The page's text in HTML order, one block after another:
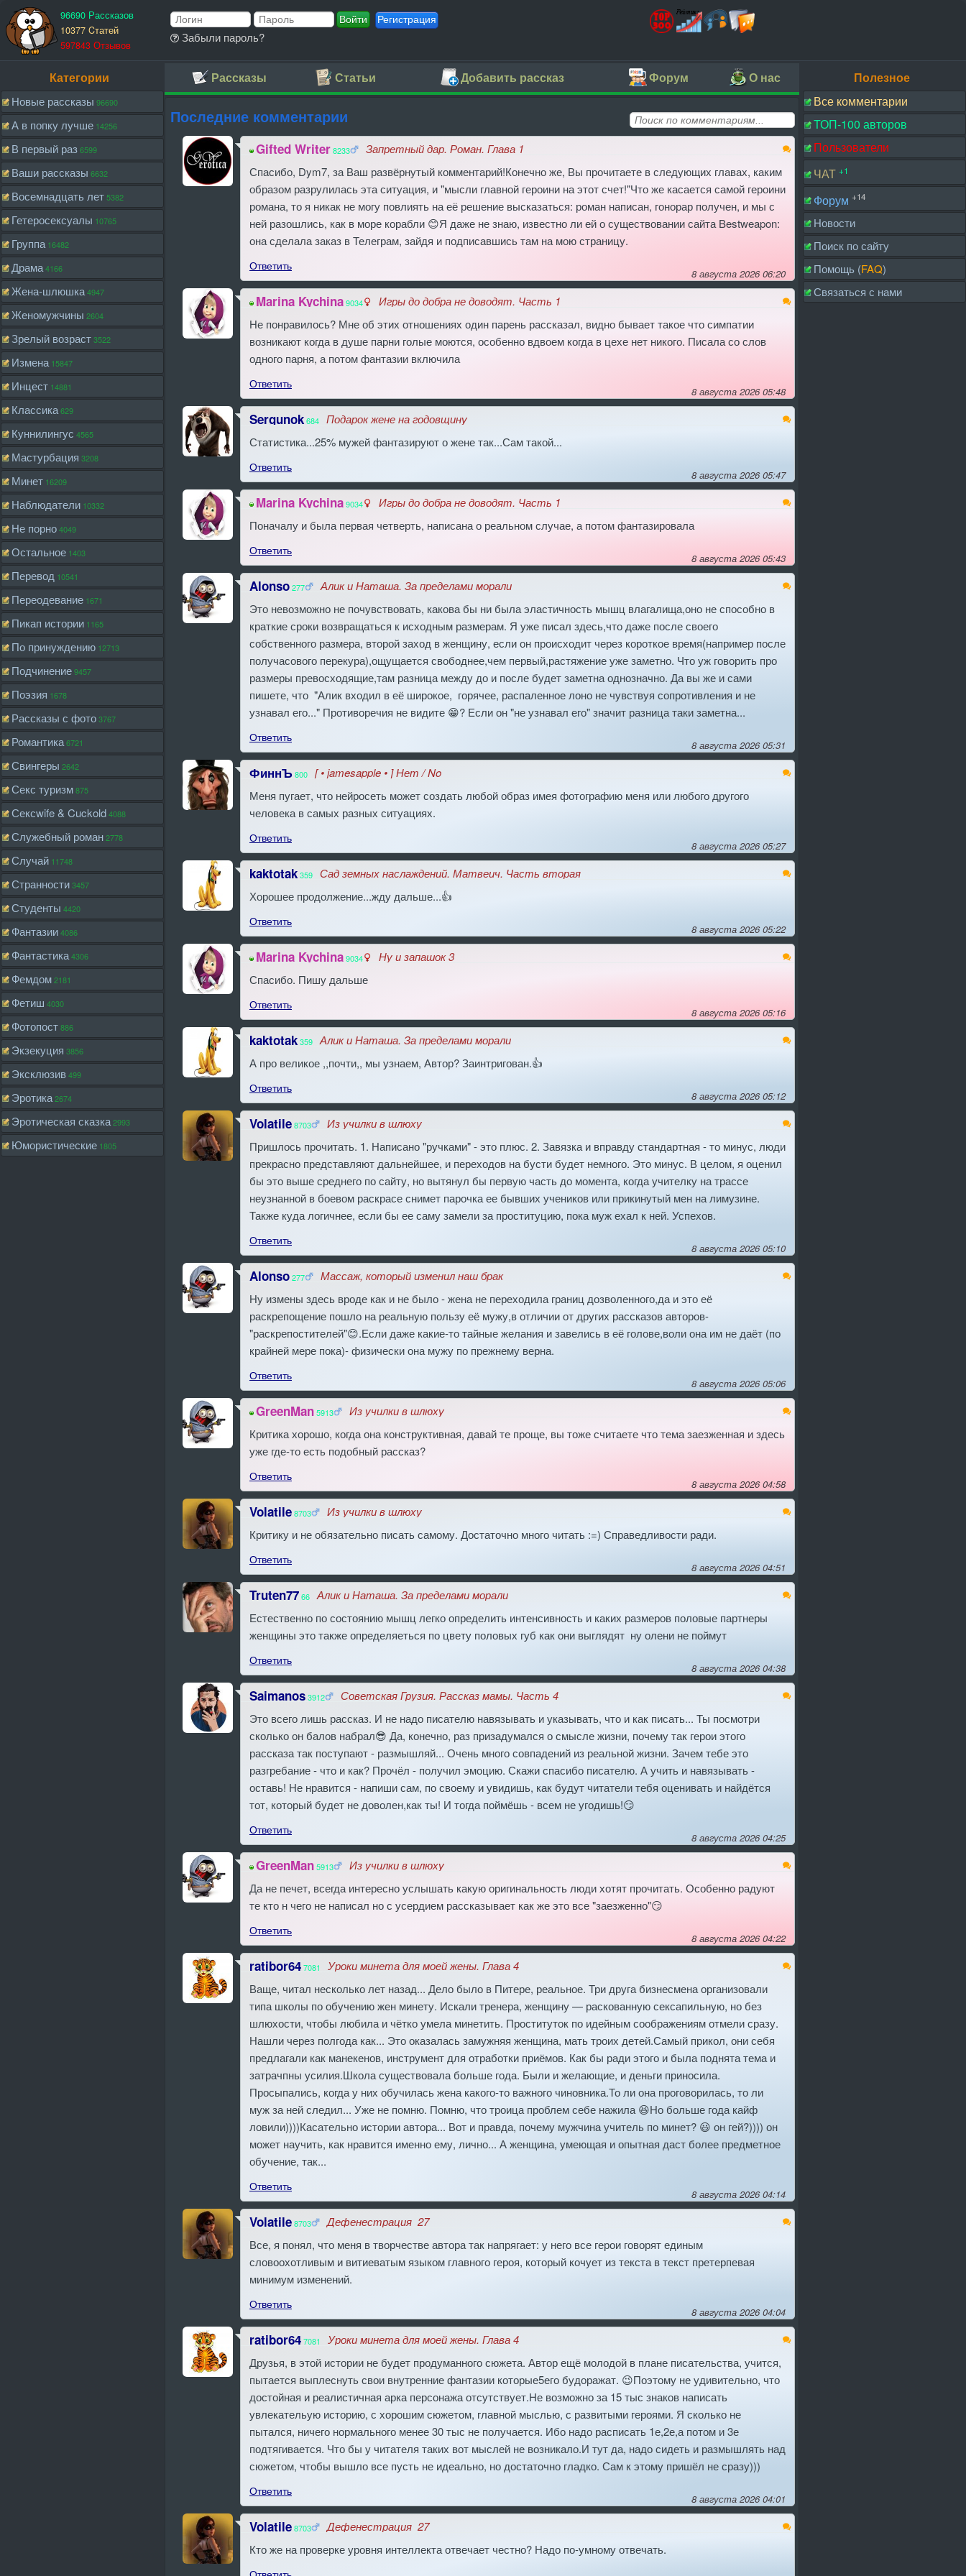
96690 Рассказов
10377 Cтатей
597843 Отзывов
Регистрация
Забыли пароль?
Категории
Новые рассказы 96690
А в попку лучше 14256
В первый раз6599
Ваши рассказы 6632
Восемнадцать лет5382
Гетеросексуалы 10765
Группа 16482
Драма4166
Жена-шлюшка4947
Женомужчины 2604
Зрелый возраст3522
Измена 15847
Инцест 14881
Классика629
Куннилингус 4565
Мастурбация 3208
Минет 16209
Наблюдатели 10332
Не порно4049
Остальное 1403
Перевод 10541
Переодевание 1671
Пикап истории 1165
По принуждению 12713
Подчинение9457
Поэзия 1678
Рассказы с фото3767
Романтика6721
Свингеры 2642
Секс туризм875
Сексwife & Cuckold4088
Служебный роман2778
Случай 11748
Странности3457
Студенты 4420
Фантазии4086
Фантастика4306
Фемдом2181
Фетиш 4030
Фотопост886
Экзекуция 3856
Эксклюзив499
Эротика2674
Эротическая сказка2993
Юмористические 1805
Рассказы Статьи Добавить рассказ Форум О нас
Последние комментарии
Gifted Writer8233
Запретный дар. Роман. Глава 1
Спасибо, Dym7, за Ваш развёрнутый комментарий!Конечно же, Вы прочитаете в следующих главах, каким
образом разрулилась эта ситуация, и "мысли главной героини на этот счет!"Что же касается самой героини
романа, то я никак не могу повлиять на её решение высказаться: роман написан, гонорар получен, и мы с
ней разошлись, как в море корабли 😊Я даже не знаю, известно ли ей о существовании сайта Bestweapon:
она сделала заказ в Телеграм, зайдя и подписавшись там на мою страницу.
Ответить
8 августа 2026 06:20
Marina Kychina9034
Игры до добра не доводят. Часть 1
Не понравилось? Мне об этих отношениях один парень рассказал, видно бывает такое что симпатии
возникают когда в душе парни голые моются, особенно вдвоем когда в цехе нет никого. Писала со слов
одного парня, а потом фантазии включила
Ответить
8 августа 2026 05:48
Sergunok684
Подарок жене на годовщину
Статистика...25% мужей фантазируют о жене так...Сам такой...
Ответить
8 августа 2026 05:47
Marina Kychina9034
Игры до добра не доводят. Часть 1
Поначалу и была первая четверть, написана о реальном случае, а потом фантазировала
Ответить
8 августа 2026 05:43
Alonso277
Алик и Наташа. За пределами морали
Это невозможно не почувствовать, какова бы ни была эластичность мышц влагалища,оно не способно в
краткие сроки возвращаться к исходным размерам. Я уже писал здесь,что даже после своего
собственного размера, второй заход в женщину, если он происходит через короткое время(например после
получасового перекура),ощущается свободнее,чем первый,растяжение уже заметно. Что уж говорить про
размеры превосходящие,там разница между до и после будет заметна однозначно. Да вы же и сами
пишете, что "Алик входил в её широкое, горячее, распаленное лоно не чувствуя сопротивления и не
узнавал его..." Противоречия не видите 😁? Если он "не узнавал его" значит разница таки заметна...
Ответить
8 августа 2026 05:31
ФиннЪ800
[ • jamesapple • ] Нет / No
Меня пугает, что нейросеть может создать любой образ имея фотографию меня или любого другого
человека в самых разных ситуациях.
Ответить
8 августа 2026 05:27
kaktotak359
Сад земных наслаждений. Матвеич. Часть вторая
Хорошее продолжение...жду дальше...👍
Ответить
8 августа 2026 05:22
Marina Kychina9034
Ну и запашок 3
Спасибо. Пишу дальше
Ответить
8 августа 2026 05:16
kaktotak359
Алик и Наташа. За пределами морали
А про великое ,,почти,, мы узнаем, Автор? Заинтригован.👍
Ответить
8 августа 2026 05:12
Volatile8703
Из училки в шлюху
Пришлось прочитать. 1. Написано "ручками" - это плюс. 2. Завязка и вправду стандартная - то минус, люди
прекрасно представляют дальнейшее, и переходов на бусти будет немного. Это минус. В целом, я оценил
бы это выше среднего по сайту, но вытянул бы первую часть до момента, когда учителку на трассе
неузнанной в боевом раскрасе снимет парочка ее бывших учеников или прикинутый мен на лимузине.
Также куда логичнее, если бы ее саму замели за проституцию, пока муж ехал к ней. Успехов.
Ответить
8 августа 2026 05:10
Alonso277
Массаж, который изменил наш брак
Ну измены здесь вроде как и не было - жена не переходила границ дозволенного,да и это её
раскрепощение пошло на реальную пользу её мужу,в отличии от других рассказов авторов-
"раскрепостителей"😊.Если даже какие-то тайные желания и завелись в её голове,воли она им не даёт (по
крайней мере пока)- физически она мужу по прежнему верна.
Ответить
8 августа 2026 05:06
GreenMan5913
Из училки в шлюху
Критика хорошо, когда она конструктивная, давай те проще, вы тоже считаете что тема заезженная и здесь
уже где-то есть подобный рассказ?
Ответить
8 августа 2026 04:58
Volatile8703
Из училки в шлюху
Критику и не обязательно писать самому. Достаточно много читать :=) Справедливости ради.
Ответить
8 августа 2026 04:51
Truten7766
Алик и Наташа. За пределами морали
Естественно по состоянию мышц легко определить интенсивность и каких размеров половые партнеры
женщины это также определяеться по цвету половых губ как они выглядят ну олени не поймут
Ответить
8 августа 2026 04:38
Saimanos3912
Советская Грузия. Рассказ мамы. Часть 4
Это всего лишь рассказ. И не надо писателю навязывать и указывать, что и как писать... Ты посмотри
сколько он балов набрал😎 Да, конечно, раз призадумался о смысле жизни, почему так герои этого
рассказа так поступают - размышляй... Очень много совпадений из реальной жизни. Зачем тебе это
разгребание - что и как? Прочёл - получил эмоцию. Скажи спасибо писателю. А учить и навязывать -
оставь! Не нравится - напиши сам, по своему и увидишь, как будут читатели тебя оценивать и найдётся
тот, который будет не доволен,как ты! И тогда поймёшь - всем не угодишь!😏
Ответить
8 августа 2026 04:25
GreenMan5913
Из училки в шлюху
Да не печет, всегда интересно услышать какую оригинальность люди хотят прочитать. Особенно радуют
те кто н чего не написал но с усердием рассказывает как же это все "заезженно"😏
Ответить
8 августа 2026 04:22
ratibor647081
Уроки минета для моей жены. Глава 4
Ваще, читал несколько лет назад... Дело было в Питере, реальное. Три друга бизнесмена организовали
типа школы по обучению жен минету. Искали тренера, женщину — раскованную сексапильную, но без
шлюхости, чтобы любила и чётко умела минетить. Проституток по идейным соображениям отмели сразу.
Нашли через полгода как... Это оказалась замужняя женщина, мать троих детей.Самый прикол, они себя
предлагали как манекенов, инструмент для отработки приёмов. Как бы ради этого и была поднята тема и
затрачпны усилия.Школа существовала больше года. Были и желающие, и деньги приносила.
Просыпались, когда у них обучилась жена какого-то важного чиновника.То ли она проговорилась, то ли
муж за ней следил... Уже не помню. Помню, что троица проблем себе нажила 😆Но больше года кайф
ловили))))Касательно истории автора... Вот и правда, почему мужчина учитель по минет? 😃 он гей?)))) он
может научить, как нравится именно ему, лично... А женщина, умеющая и опытная даст более предметное
обучение, так...
Ответить
8 августа 2026 04:14
Volatile8703
Дефенестрация_27
Все, я понял, что меня в творчестве автора так напрягает: у него все герои говорят единым
словоохотливым и витиеватым языком главного героя, который кочует из текста в текст претерпевая
минимум изменений.
Ответить
8 августа 2026 04:04
ratibor647081
Уроки минета для моей жены. Глава 4
Друзья, в этой истории не будет продуманного сюжета. Автор ещё молодой в плане писательства, учится,
пытается выплеснуть свои внутренние фантазии которые5его будоражат. 😉Поэтому не удивительно, что
достойная и реалистичная арка персонажа отсутствует.Не возможно за 15 тыс знаков написать
увлекательую историю, с хорошим сюжетом, главной мыслью, с развитыми героями. Я сколько не
пытался, ничего нормального менее 30 тыс не получается. Ибо надо расписать 1е,2е,а потом и 3е
подтягивается. Что бы у читателя таких вот мыслей не возникало.И тут да, надо сидеть и размышлять над
сюжетом, чтобы вышло все пусть не идеально, но достаточно гладко. Сам к этому пришёл не сразу)))
Ответить
8 августа 2026 04:01
Volatile8703
Дефенестрация_27
Кто же на проверке уровня интеллекта отвечает честно? Надо по-умному отвечать.
Полезное
Все комментарии
ТОП-100 авторов
Пользователи
ЧАТ +1
Форум +14
Новости
Поиск по сайту
Помощь (FAQ)
Связаться с нами